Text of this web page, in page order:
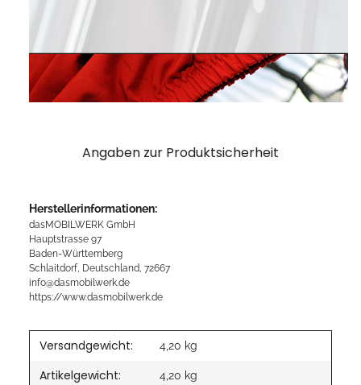
Angaben zur Produktsicherheit
Herstellerinformationen:
dasMOBILWERK GmbH
Hauptstrasse 97
Baden-Württemberg
Schlaitdorf, Deutschland, 72667
info@dasmobilwerk.de
https://www.dasmobilwerk.de
Versandgewicht: 4,20 kg
Artikelgewicht: 4,20 kg